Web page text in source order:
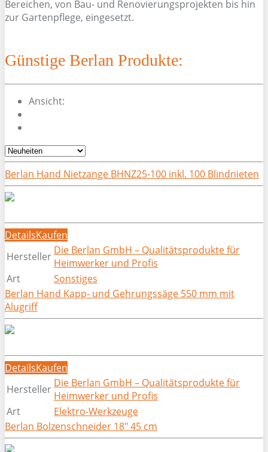
Bereichen, von Bau- und Renovierungsprojekten bis hin
zur Gartenpflege, eingesetzt.
Günstige Berlan Produkte:
Ansicht:
Berlan Hand Nietzange BHNZ25-100 inkl. 100 Blindnieten
DetailsKaufen
Hersteller Die Berlan GmbH – Qualitätsprodukte für
Heimwerker und Profis
Art
Sonstiges
Berlan Hand Kapp- und Gehrungssäge 550 mm mit
Alugriff
DetailsKaufen
Hersteller Die Berlan GmbH – Qualitätsprodukte für
Heimwerker und Profis
Art
Elektro-Werkzeuge
Berlan Bolzenschneider 18″ 45 cm